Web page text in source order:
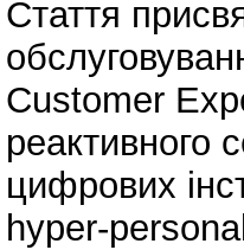
Стаття
Customer
реактивного
цифрових
hyper-